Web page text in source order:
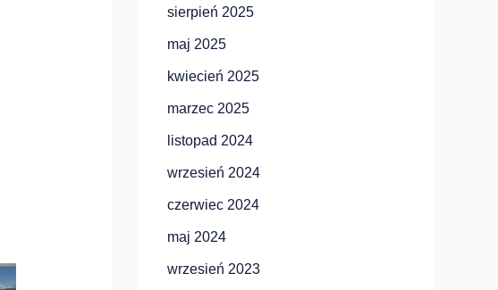
sierpień 2025
maj 2025
kwiecień 2025
marzec 2025
listopad 2024
wrzesień 2024
czerwiec 2024
maj 2024
wrzesień 2023